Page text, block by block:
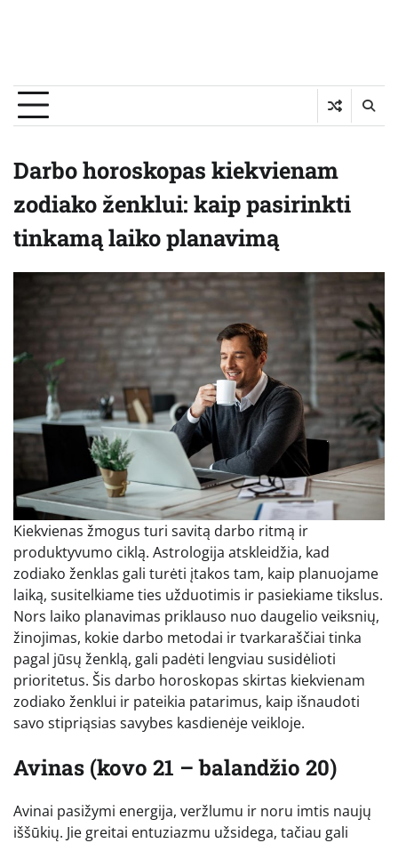
Darbo horoskopas kiekvienam
zodiako ženklui: kaip pasirinkti
tinkamą laiko planavimą
Kiekvienas žmogus turi savitą darbo ritmą ir
produktyvumo ciklą. Astrologija atskleidžia, kad
zodiako ženklas gali turėti įtakos tam, kaip planuojame
laiką, susitelkiame ties užduotimis ir pasiekiame tikslus.
Nors laiko planavimas priklauso nuo daugelio veiksnių,
žinojimas, kokie darbo metodai ir tvarkaraščiai tinka
pagal jūsų ženklą, gali padėti lengviau susidėlioti
prioritetus. Šis darbo horoskopas skirtas kiekvienam
zodiako ženklui ir pateikia patarimus, kaip išnaudoti
savo stipriąsias savybes kasdienėje veikloje.
Avinas (kovo 21 – balandžio 20)
Avinai pasižymi energija, veržlumu ir noru imtis naujų
iššūkių. Jie greitai entuziazmu užsidega, tačiau gali